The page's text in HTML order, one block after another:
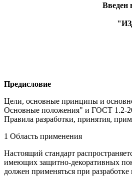
Введен
Предисловие
Цели, основные принципы и
Основные положения" и ГОСТ 1.2-
Правила разработки, принятия,
1 Область применения
Настоящий стандарт
имеющих защитно-декоративных
должен применяться при